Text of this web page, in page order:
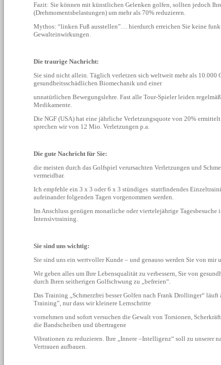
Fazit: Sie können mit künstlichen Gelenken golfen, sollten jedoch
(Drehmomentsbelastungen) um mehr als 70% reduzieren.
Mythos: “linken Fuß ausstellen”… hierdurch erreichen Sie keine
Gewalteinwirkungen.
Die traurige Nachricht:
Sie sind nicht allein. Täglich verletzen sich weltweit mehr als 10.000
gesundheitsschädlichen Biomechanik und einer
unnatürlichen Bewegungslehre. Fast alle Tour-Spieler leiden
Medikamente.
Die NGF (USA) hat eine jährliche Verletzungsquote von 20%
sprechen wir von 12 Mio. Verletzungen p.a.
Die gute Nachricht für Sie:
die meisten durch das Golfspiel verursachten Verletzungen und
vermeidbar.
Ich empfehle ein 3 x 3 oder 6 x 3 stündiges stattfindendes
aufeinander folgenden Tagen vorgenommen werden.
Im Anschluss genügen monatliche oder viertelejährige
Intensivtraining.
Sie sind uns wichtig:
Sie sind uns ein wertvoller Kunde – und genauso werden Sie von
Wir geben alles um Ihre Lebensqualität zu verbessern, Sie von
durch Ihren seitherigen Golfschwung zu „befreien“.
Das Training „Schmerzfrei besser Golfen nach Frank Drollinger“
Training”, nur dass wir kleinere Lernschritte
vornehmen und sofort versuchen die Gewalt von Torsionen,
die Bandscheiben und übertragene
Vibrationen zu reduzieren. Ihre „Innere –Intelligenz“ soll zu unserer
Vertrauen aufbauen.